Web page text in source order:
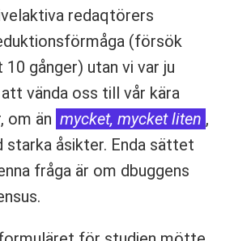
redaqtörers
(försök
gånger) utan vi var ju
vända oss till vår kära
om än mycket, mycket liten ,
starka åsikter. Enda sättet
fråga är om dbuggens